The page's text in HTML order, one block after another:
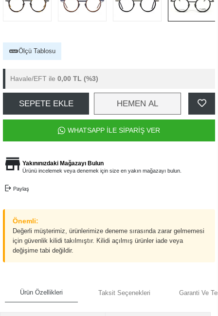
Ölçü Tablosu
Havale/EFT ile 0,00 TL (%3)
SEPETE EKLE HEMEN AL
WHATSAPP İLE SİPARİŞ VER
Yakınınızdaki Mağazayı Bulun
Ürünü incelemek veya denemek için size en yakın mağazayı bulun.
Paylaş
Önemli:
Değerli müşterimiz, ürünlerimize deneme sırasında zarar gelmemesi
için güvenlik kilidi takılmıştır. Kilidi açılmış ürünler iade veya
değişime tabi değildir.
Ürün Özellikleri Taksit Seçenekleri Garanti Ve